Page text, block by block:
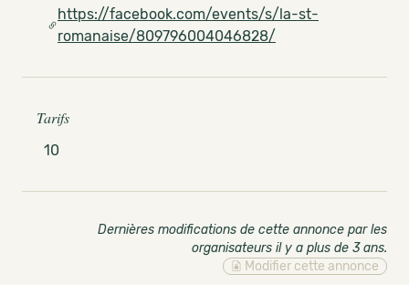
https://facebook.com/events/s/la-st-
romanaise/809796004046828/
Tarifs
10
Dernières modifications de cette annonce par les
organisateurs il y a plus de 3 ans.
Modifier cette annonce